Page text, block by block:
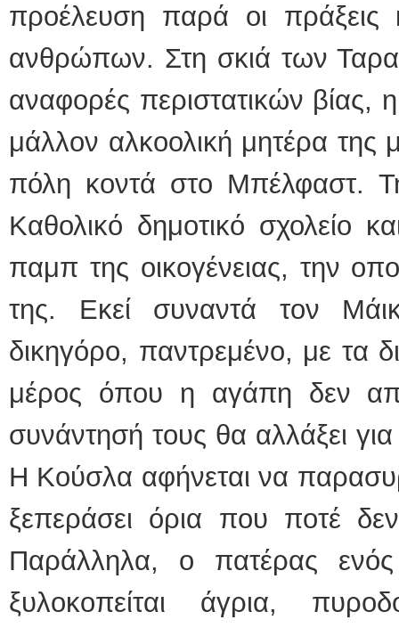
προέλευση παρά οι πράξεις
ανθρώπων. Στη σκιά των
αναφορές περιστατικών βίας,
μάλλον αλκοολική μητέρα της
πόλη κοντά στο Μπέλφαστ.
Καθολικό δημοτικό σχολείο
παμπ της οικογένειας, την
της. Εκεί συναντά τον
δικηγόρο, παντρεμένο, με τα
μέρος όπου η αγάπη δεν
συνάντησή τους θα αλλάξει
Η Κούσλα αφήνεται να
ξεπεράσει όρια που ποτέ
Παράλληλα, ο πατέρας
ξυλοκοπείται άγρια,